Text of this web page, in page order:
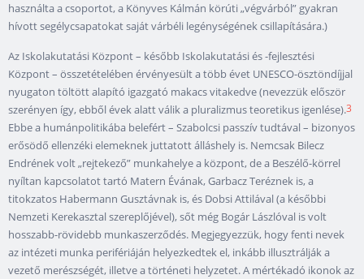
használta a csoportot, a Könyves Kálmán körúti „végvárból” gyakran
hívott segélycsapatokat saját várbéli legénységének csillapítására.)
Az Iskolakutatási Központ – később Iskolakutatási és -fejlesztési
Központ – összetételében érvényesült a több évet UNESCO-ösztöndíjjal
nyugaton töltött alapító igazgató makacs vitakedve (nevezzük először
szerényen így, ebből évek alatt válik a pluralizmus teoretikus igenlése).3
Ebbe a humánpolitikába belefért – Szabolcsi passzív tudtával – bizonyos
erősödő ellenzéki elemeknek juttatott álláshely is. Nemcsak Bilecz
Endrének volt „rejtekező” munkahelye a központ, de a Beszélő-körrel
nyíltan kapcsolatot tartó Matern Évának, Garbacz Teréznek is, a
titokzatos Habermann Gusztávnak is, és Dobsi Attilával (a későbbi
Nemzeti Kerekasztal szereplőjével), sőt még Bogár Lászlóval is volt
hosszabb-rövidebb munkaszerződés. Megjegyezzük, hogy fenti nevek
az intézeti munka perifériáján helyezkedtek el, inkább illusztrálják a
vezető merészségét, illetve a történeti helyzetet. A mértékadó ikonok az